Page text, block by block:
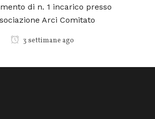
di n. 1 incarico presso
Arci Comitato
3 settimane ago